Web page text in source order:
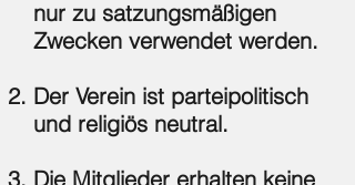
nur zu satzungsmäßigen
Zwecken verwendet werden.
Der Verein ist parteipolitisch
und religiös neutral.
Die Mitglieder erhalten keine